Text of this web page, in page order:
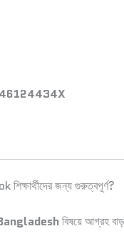
জন্য গুরুত্বপূর্ণ?
বিষয়ে আগ্রহ